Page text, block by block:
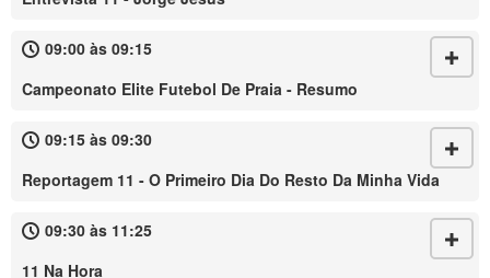
09:00 às 09:15
Campeonato Elite Futebol De Praia - Resumo
09:15 às 09:30
Reportagem 11 - O Primeiro Dia Do Resto Da Minha Vida
09:30 às 11:25
11 Na Hora